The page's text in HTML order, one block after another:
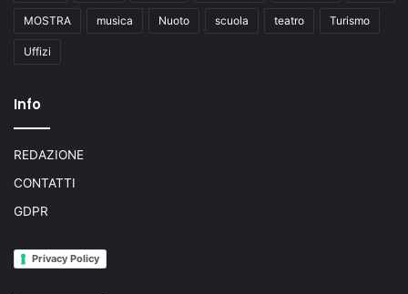
MOSTRA musica Nuoto scuola teatro Turismo
Uffizi
Info
REDAZIONE
CONTATTI
GDPR
Privacy Policy